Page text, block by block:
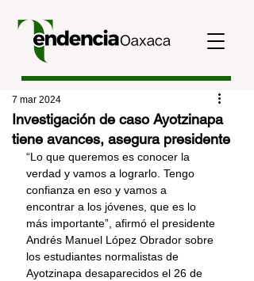
Investigación de caso Ayotzinapa
tiene avances, asegura presidente
7 mar 2024
“Lo que queremos es conocer la
verdad y vamos a lograrlo. Tengo
confianza en eso y vamos a
encontrar a los jóvenes, que es lo
más importante”, afirmó el presidente
Andrés Manuel López Obrador sobre
los estudiantes normalistas de
Ayotzinapa desaparecidos el 26 de